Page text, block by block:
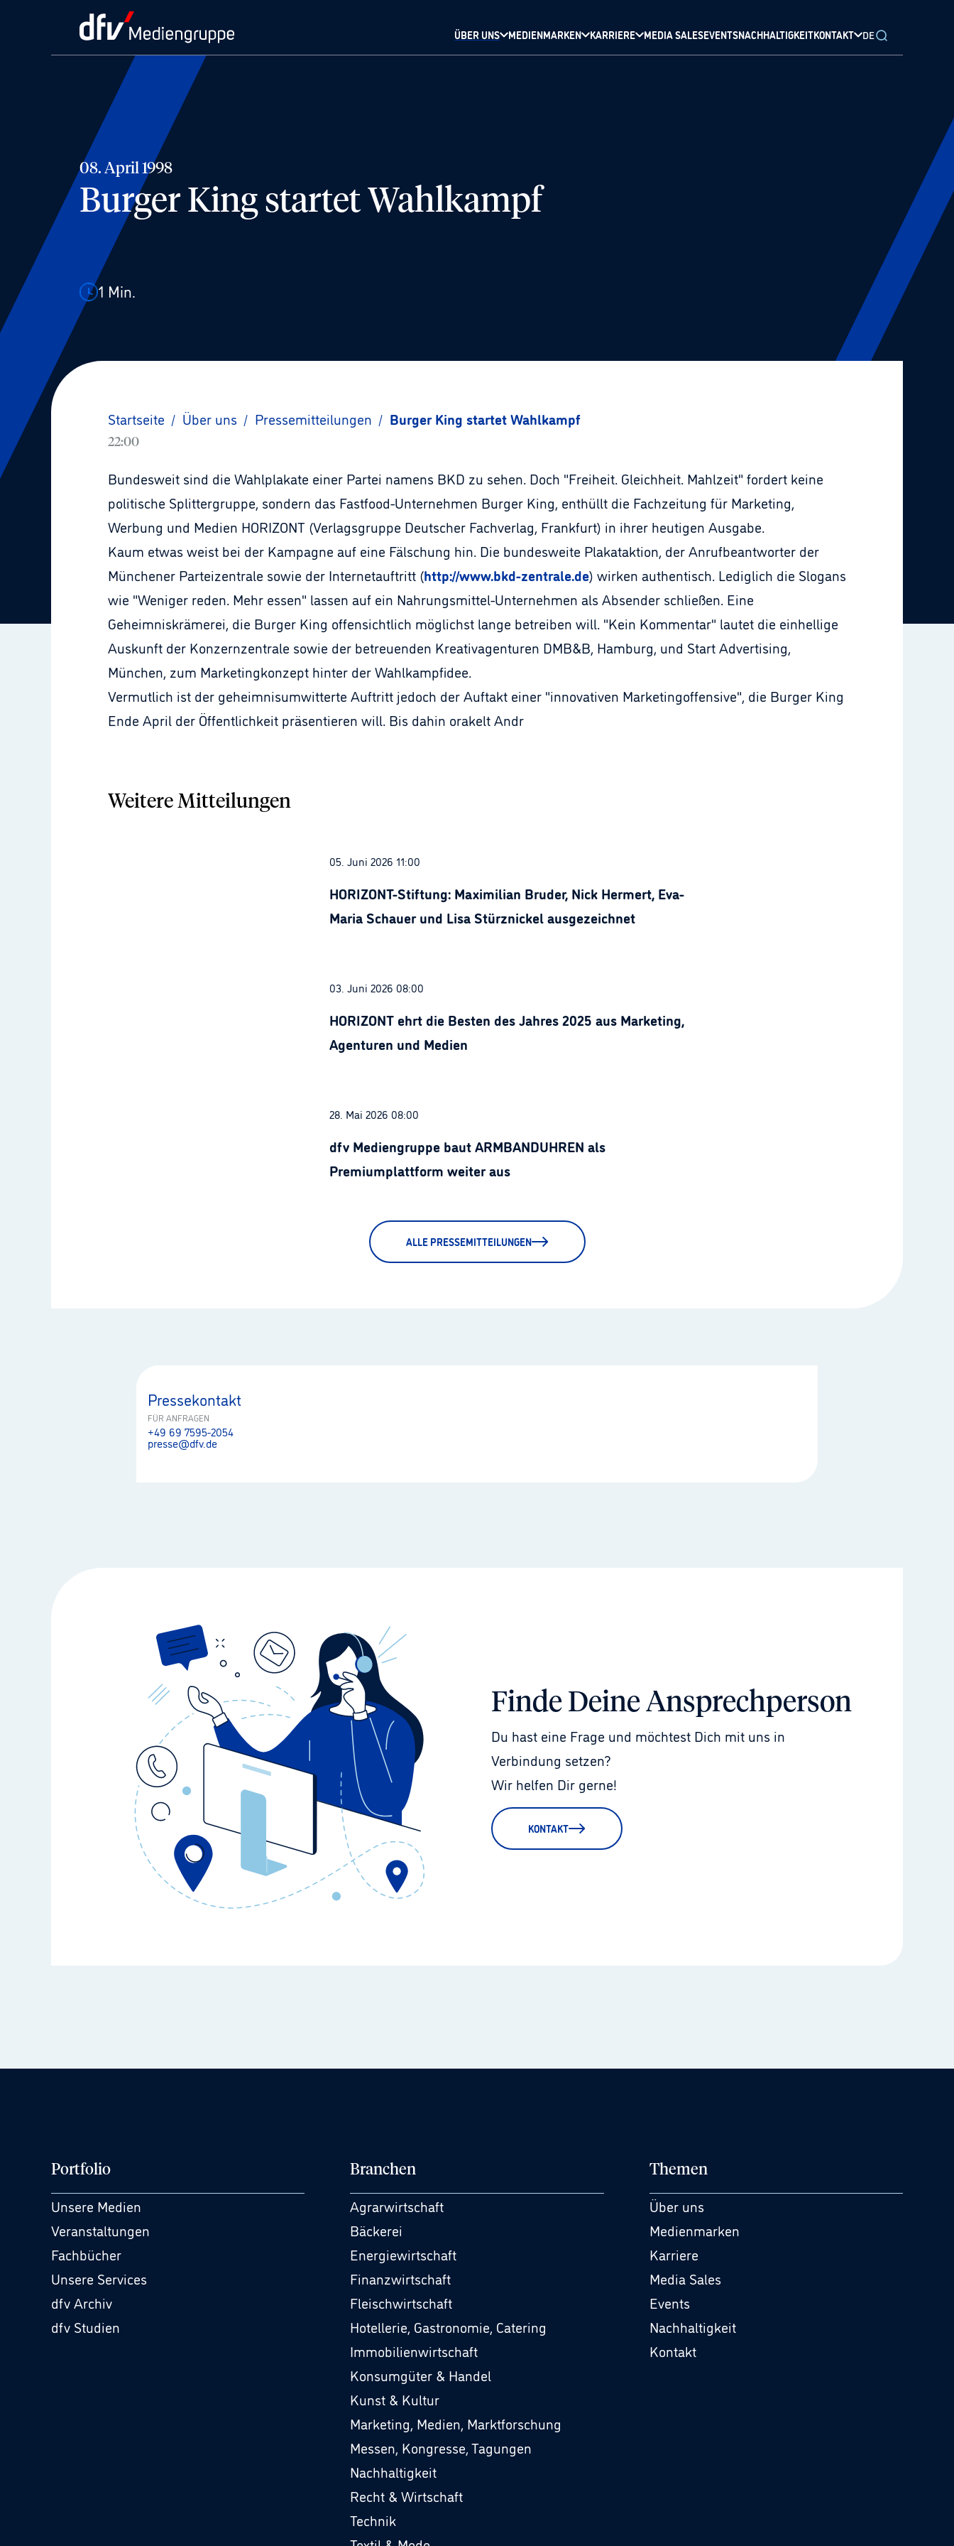
ÜBER UNS MEDIENMARKEN KARRIERE MEDIA SALESEVENTSNACHHALTIGKEITKONTAKT DE
08. April 1998
Burger King startet Wahlkampf
1 Min.
Startseite / Über uns / Pressemitteilungen / Burger King startet Wahlkampf
22:00
Bundesweit sind die Wahlplakate einer Partei namens BKD zu sehen. Doch "Freiheit. Gleichheit. Mahlzeit" fordert keine
politische Splittergruppe, sondern das Fastfood-Unternehmen Burger King, enthüllt die Fachzeitung für Marketing,
Werbung und Medien HORIZONT (Verlagsgruppe Deutscher Fachverlag, Frankfurt) in ihrer heutigen Ausgabe.
Kaum etwas weist bei der Kampagne auf eine Fälschung hin. Die bundesweite Plakataktion, der Anrufbeantworter der
Münchener Parteizentrale sowie der Internetauftritt (http://www.bkd-zentrale.de) wirken authentisch. Lediglich die Slogans
wie "Weniger reden. Mehr essen" lassen auf ein Nahrungsmittel-Unternehmen als Absender schließen. Eine
Geheimniskrämerei, die Burger King offensichtlich möglichst lange betreiben will. "Kein Kommentar" lautet die einhellige
Auskunft der Konzernzentrale sowie der betreuenden Kreativagenturen DMB&B, Hamburg, und Start Advertising,
München, zum Marketingkonzept hinter der Wahlkampfidee.
Vermutlich ist der geheimnisumwitterte Auftritt jedoch der Auftakt einer "innovativen Marketingoffensive", die Burger King
Ende April der Öffentlichkeit präsentieren will. Bis dahin orakelt Andr
Weitere Mitteilungen
05. Juni 2026 11:00
HORIZONT-Stiftung: Maximilian Bruder, Nick Hermert, Eva-
Maria Schauer und Lisa Stürznickel ausgezeichnet
03. Juni 2026 08:00
HORIZONT ehrt die Besten des Jahres 2025 aus Marketing,
Agenturen und Medien
28. Mai 2026 08:00
dfv Mediengruppe baut ARMBANDUHREN als
Premiumplattform weiter aus
ALLE PRESSEMITTEILUNGEN
Pressekontakt
FÜR ANFRAGEN
+49 69 7595-2054
presse@dfv.de
Finde Deine Ansprechperson
Du hast eine Frage und möchtest Dich mit uns in
Verbindung setzen?
Wir helfen Dir gerne!
KONTAKT
Portfolio
Unsere Medien
Veranstaltungen
Fachbücher
Unsere Services
dfv Archiv
dfv Studien
Branchen
Agrarwirtschaft
Bäckerei
Energiewirtschaft
Finanzwirtschaft
Fleischwirtschaft
Hotellerie, Gastronomie, Catering
Immobilienwirtschaft
Konsumgüter & Handel
Kunst & Kultur
Marketing, Medien, Marktforschung
Messen, Kongresse, Tagungen
Nachhaltigkeit
Recht & Wirtschaft
Technik
Themen
Über uns
Medienmarken
Karriere
Media Sales
Events
Nachhaltigkeit
Kontakt